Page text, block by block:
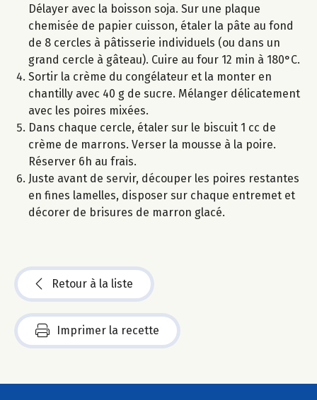
Délayer avec la boisson soja. Sur une plaque
chemisée de papier cuisson, étaler la pâte au fond
de 8 cercles à pâtisserie individuels (ou dans un
grand cercle à gâteau). Cuire au four 12 min à 180°C.
Sortir la crème du congélateur et la monter en
chantilly avec 40 g de sucre. Mélanger délicatement
avec les poires mixées.
Dans chaque cercle, étaler sur le biscuit 1 cc de
crème de marrons. Verser la mousse à la poire.
Réserver 6h au frais.
Juste avant de servir, découper les poires restantes
en fines lamelles, disposer sur chaque entremet et
décorer de brisures de marron glacé.
Retour à la liste
Imprimer la recette